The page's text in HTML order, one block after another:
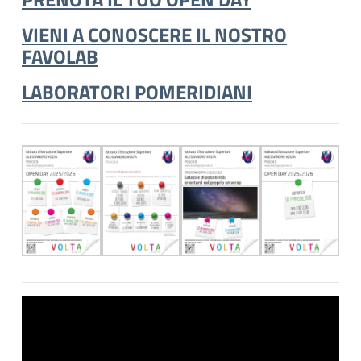
VIENI A CONOSCERE IL NOSTRO
FAVOLAB
LABORATORI POMERIDIANI